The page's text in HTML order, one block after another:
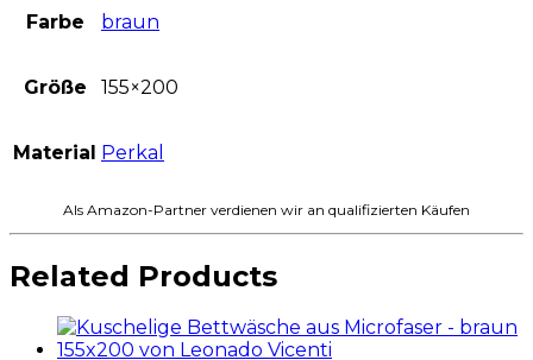
Farbe braun
Größe 155×200
Material Perkal
Als Amazon-Partner verdienen wir an qualifizierten Käufen
Related Products